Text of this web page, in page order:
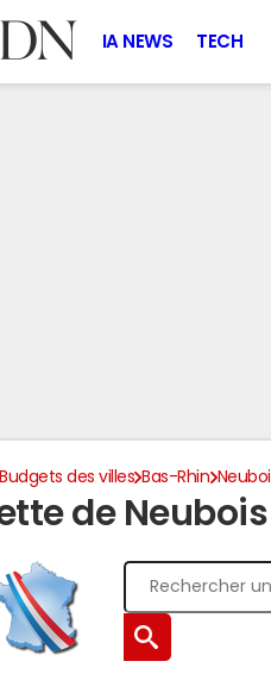
IA NEWS TECH
Budgets des villes Bas-Rhin
de